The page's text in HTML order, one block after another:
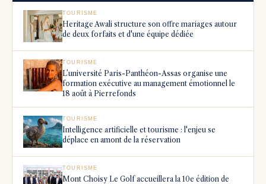
TOURISME
Heritage Awali structure son offre mariages autour
de deux forfaits et d'une équipe dédiée
TOURISME
L’université Paris-Panthéon-Assas organise une
formation exécutive au management émotionnel le
18 août à Pierrefonds
TOURISME
Intelligence artificielle et tourisme : l'enjeu se
déplace en amont de la réservation
TOURISME
Mont Choisy Le Golf accueillera la 10e édition de